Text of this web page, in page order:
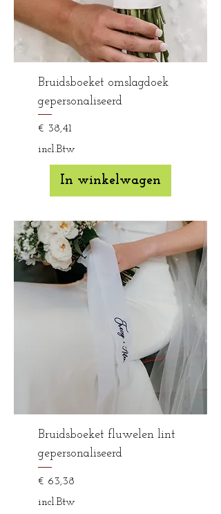
Bruidsboeket omslagdoek
gepersonaliseerd
Prijs
€ 38,41
incl.Btw
In winkelwagen
Bruidsboeket fluwelen lint
gepersonaliseerd
Prijs
€ 63,38
incl.Btw